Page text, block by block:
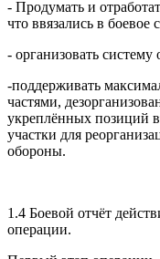
- Продумать и
что ввязались в боевое
- организовать систему
-поддерживать
частями,
укреплённых позиций
участки для
обороны.
1.4 Боевой отчёт
операции.